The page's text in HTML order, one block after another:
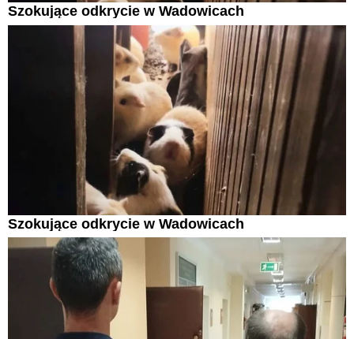
Szokujące odkrycie w Wadowicach
Szokujące odkrycie w Wadowicach